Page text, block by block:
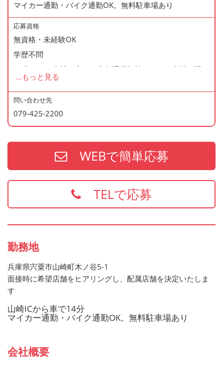
◆産休・育休あり
◆交通費支給
◆資格支援制度あり
◆マイカー通勤・バイク通勤OK
◆無料駐車場あり
◆まかない制度あり（1日1食・無料）
◆社内の表彰制度あり
◆再雇用制度あり
◆制服貸与
マイカー通勤・バイク通勤OK。無料駐車場あり
応募資格
無資格・未経験OK
学歴不問
60歳まで（当社が定める定年退職年齢のため・会社が認め
た場合はこの限りではありません）
＜歓迎資格＞
・2年以上の勤務経験がある方
・調理師免許
※上記の資格、経験をお持ちの方は給与面などを優遇いた
... もっと見る
問い合わせ先
079-425-2200
WEBで簡単応募
TELで応募
勤務地
兵庫県宍粟市山崎町木ノ谷5-1
面接時に希望店舗をヒアリングし、配属店舗を決定いたしま
す
山崎ICから車で14分
マイカー通勤・バイク通勤OK。無料駐車場あり
会社概要